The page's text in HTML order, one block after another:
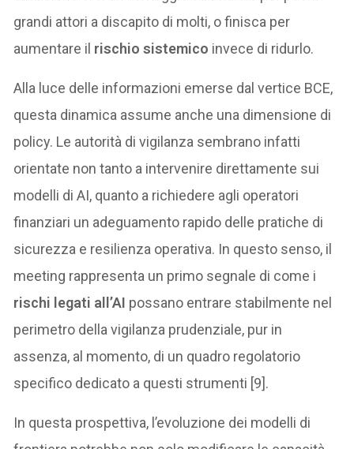
grandi attori a discapito di molti, o finisca per
aumentare il rischio sistemico invece di ridurlo.
Alla luce delle informazioni emerse dal vertice BCE,
questa dinamica assume anche una dimensione di
policy. Le autorità di vigilanza sembrano infatti
orientate non tanto a intervenire direttamente sui
modelli di AI, quanto a richiedere agli operatori
finanziari un adeguamento rapido delle pratiche di
sicurezza e resilienza operativa. In questo senso, il
meeting rappresenta un primo segnale di come i
rischi legati all’AI possano entrare stabilmente nel
perimetro della vigilanza prudenziale, pur in
assenza, al momento, di un quadro regolatorio
specifico dedicato a questi strumenti [9].
In questa prospettiva, l’evoluzione dei modelli di